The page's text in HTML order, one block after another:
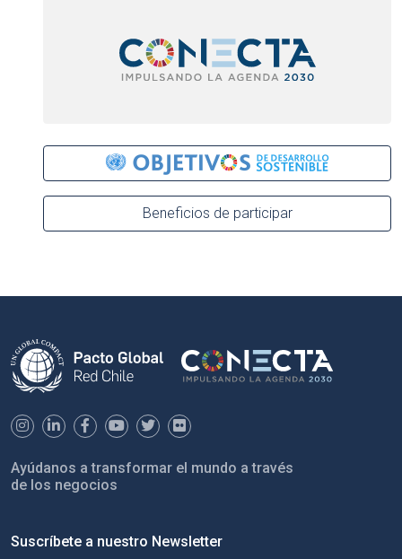
Beneficios de participar
Ayúdanos a transformar el mundo a través
de los negocios
Suscríbete a nuestro Newsletter